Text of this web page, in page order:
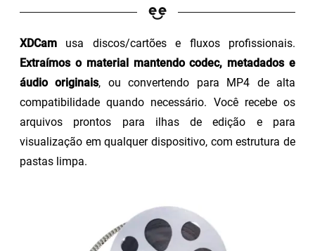
XDCam usa discos/cartões e fluxos profissionais.
Extraímos o material mantendo codec, metadados e
áudio originais, ou convertendo para MP4 de alta
compatibilidade quando necessário. Você recebe os
arquivos prontos para ilhas de edição e para
visualização em qualquer dispositivo, com estrutura de
pastas limpa.